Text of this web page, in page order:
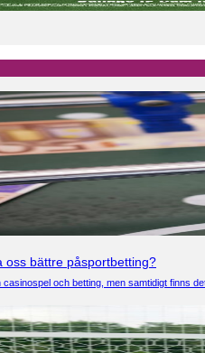
oss bättre påsportbetting?
casinospel och betting, men samtidigt finns